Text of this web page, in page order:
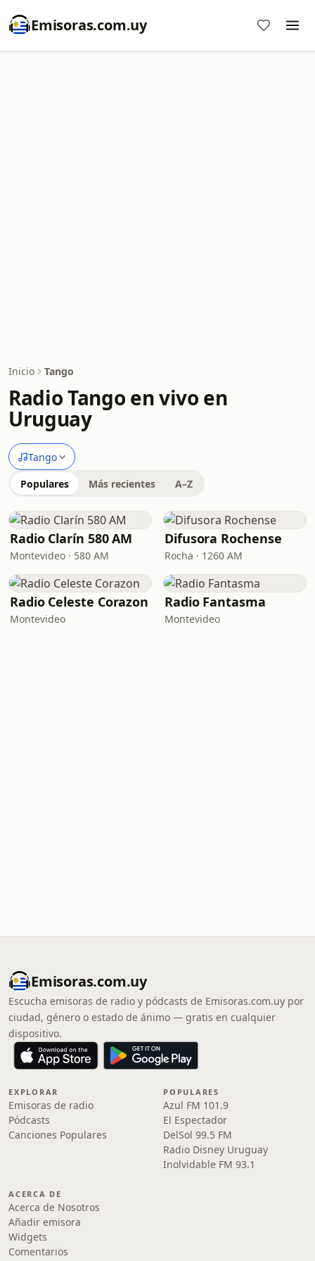
Emisoras.com.uy
Inicio Tango
Radio Tango en vivo en
Uruguay
Tango
Populares Más recientes A–Z
Radio Clarín 580 AM
Montevideo · 580 AM
Difusora Rochense
Rocha · 1260 AM
Radio Celeste Corazon
Montevideo
Radio Fantasma
Montevideo
Emisoras.com.uy
Escucha emisoras de radio y pódcasts de Emisoras.com.uy por
ciudad, género o estado de ánimo — gratis en cualquier
dispositivo.
EXPLORAR
Emisoras de radio
Pódcasts
Canciones Populares
POPULARES
Azul FM 101.9
El Espectador
DelSol 99.5 FM
Radio Disney Uruguay
Inolvidable FM 93.1
ACERCA DE
Acerca de Nosotros
Añadir emisora
Widgets
Comentarios